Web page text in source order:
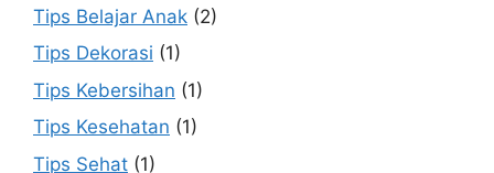
Tips Belajar Anak (2)
Tips Dekorasi (1)
Tips Kebersihan (1)
Tips Kesehatan (1)
Tips Sehat (1)